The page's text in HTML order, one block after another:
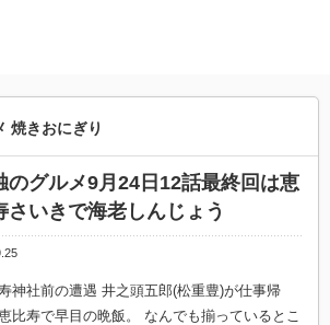
焼きおにぎり
のグルメ9月24日12話最終回は恵
さいきで海老しんじょう
神社前の遭遇 井之頭五郎(松重豊)が仕事帰
比寿で早目の晩飯。 なんでも揃っているとこ